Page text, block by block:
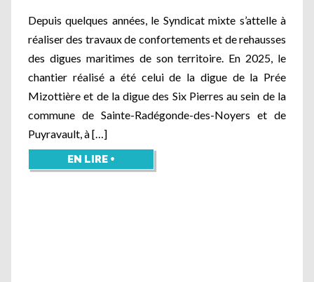
Depuis quelques années, le Syndicat mixte s’attelle à
réaliser des travaux de confortements et de rehausses
des digues maritimes de son territoire. En 2025, le
chantier réalisé a été celui de la digue de la Prée
Mizottière et de la digue des Six Pierres au sein de la
commune de Sainte-Radégonde-des-Noyers et de
Puyravault, à […]
EN LIRE +